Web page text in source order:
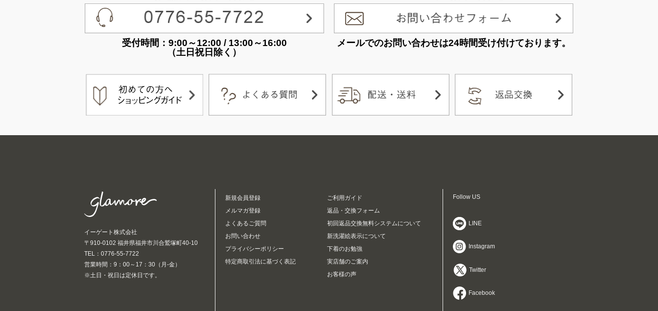
受付時間：9:00～12:00 / 13:00～16:00
（土日祝日除く）
メールでのお問い合わせは24時間受け付けております。
イーゲート株式会社
〒910-0102 福井県福井市川合鷲塚町40-10
TEL：0776-55-7722
営業時間：9：00～17：30（月-金）
※土日・祝日は定休日です。
新規会員登録
メルマガ登録
よくあるご質問
お問い合わせ
プライバシーポリシー
特定商取引法に基づく表記
ご利用ガイド
返品・交換フォーム
初回返品交換無料システムについて
新洗濯絵表示について
下着のお勉強
実店舗のご案内
お客様の声
Follow US
LINE
Instagram
Twitter
Facebook